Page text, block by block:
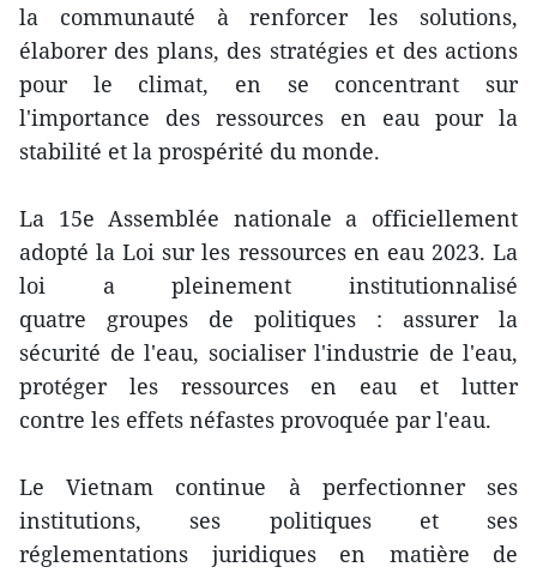
la communauté à renforcer les solutions,
élaborer des plans, des stratégies et des actions
pour le climat, en se concentrant sur
l'importance des ressources en eau pour la
stabilité et la prospérité du monde.
La 15e Assemblée nationale a officiellement
adopté la Loi sur les ressources en eau 2023. La
loi a pleinement institutionnalisé
quatre groupes de politiques : assurer la
sécurité de l'eau, socialiser l'industrie de l'eau,
protéger les ressources en eau et lutter
contre les effets néfastes provoquée par l'eau.
Le Vietnam continue à perfectionner ses
institutions, ses politiques et ses
réglementations juridiques en matière de